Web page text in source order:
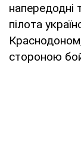
напередодні
пілота
стороною